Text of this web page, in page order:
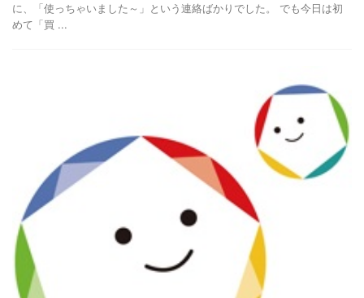
に、「使っちゃいました～」という連絡ばかりでした。 でも今日は初
めて「買 ...